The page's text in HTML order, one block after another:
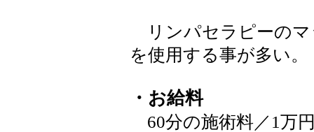
リンパセラピーのマ
を使用する事が多い。
・お給料
60分の施術料／1万